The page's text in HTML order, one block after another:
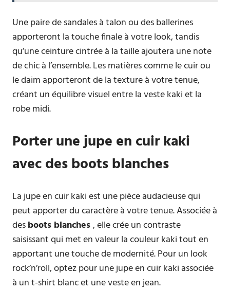
Une paire de sandales à talon ou des ballerines
apporteront la touche finale à votre look, tandis
qu’une ceinture cintrée à la taille ajoutera une note
de chic à l’ensemble. Les matières comme le cuir ou
le daim apporteront de la texture à votre tenue,
créant un équilibre visuel entre la veste kaki et la
robe midi.
Porter une jupe en cuir kaki
avec des boots blanches
La jupe en cuir kaki est une pièce audacieuse qui
peut apporter du caractère à votre tenue. Associée à
desboots blanches, elle crée un contraste
saisissant qui met en valeur la couleur kaki tout en
apportant une touche de modernité. Pour un look
rock’n’roll, optez pour une jupe en cuir kaki associée
à un t-shirt blanc et une veste en jean.